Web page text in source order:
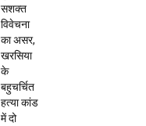
सशक्त
विवेचना
का असर,
खरसिया
के
बहुचर्चित
हत्या कांड
में दो